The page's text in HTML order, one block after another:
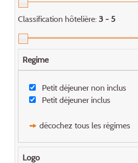
Classification hôtelière: 3 - 5
Regime
Petit déjeuner non inclus
Petit déjeuner inclus
décochez tous les régimes
Logo